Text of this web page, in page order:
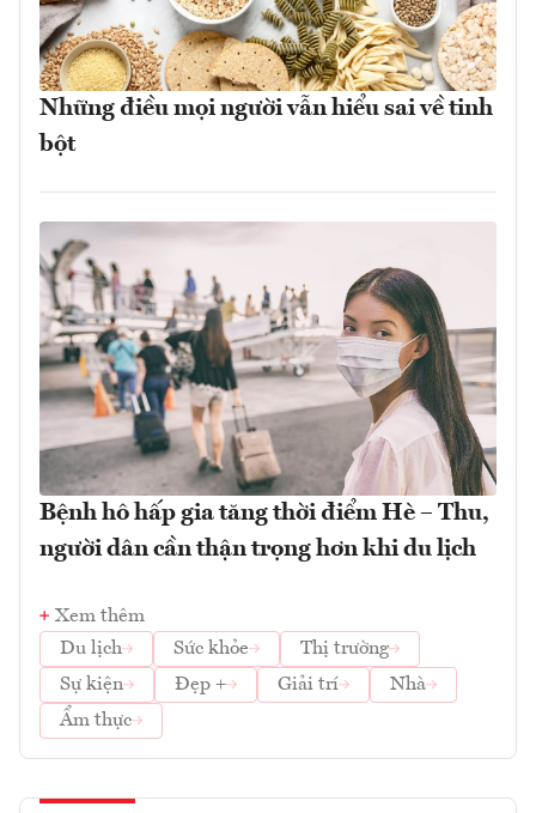
Những điều mọi người vẫn hiểu sai về tinh
bột
Bệnh hô hấp gia tăng thời điểm Hè – Thu,
người dân cần thận trọng hơn khi du lịch
Xem thêm
Du lịch
Sức khỏe
Thị trường
Sự kiện
Đẹp + Giải trí
Nhà
Ẩm thực